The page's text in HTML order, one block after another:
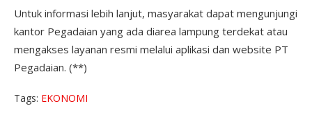
Untuk informasi lebih lanjut, masyarakat dapat mengunjungi
kantor Pegadaian yang ada diarea lampung terdekat atau
mengakses layanan resmi melalui aplikasi dan website PT
Pegadaian. (**)
Tags: EKONOMI